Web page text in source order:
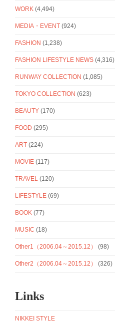
WORK (4,494)
MEDIA・EVENT (924)
FASHION (1,238)
FASHION LIFESTYLE NEWS (4,316)
RUNWAY COLLECTION (1,085)
TOKYO COLLECTION (623)
BEAUTY (170)
FOOD (295)
ART (224)
MOVIE (117)
TRAVEL (120)
LIFESTYLE (69)
BOOK (77)
MUSIC (18)
Other1（2006.04～2015.12） (98)
Other2（2006.04～2015.12） (326)
Links
NIKKEI STYLE